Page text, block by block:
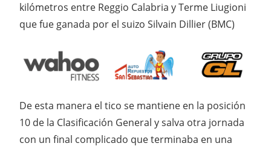
kilómetros entre Reggio Calabria y Terme Liugioni
que fue ganada por el suizo Silvain Dillier (BMC)
De esta manera el tico se mantiene en la posición
10 de la Clasificación General y salva otra jornada
con un final complicado que terminaba en una